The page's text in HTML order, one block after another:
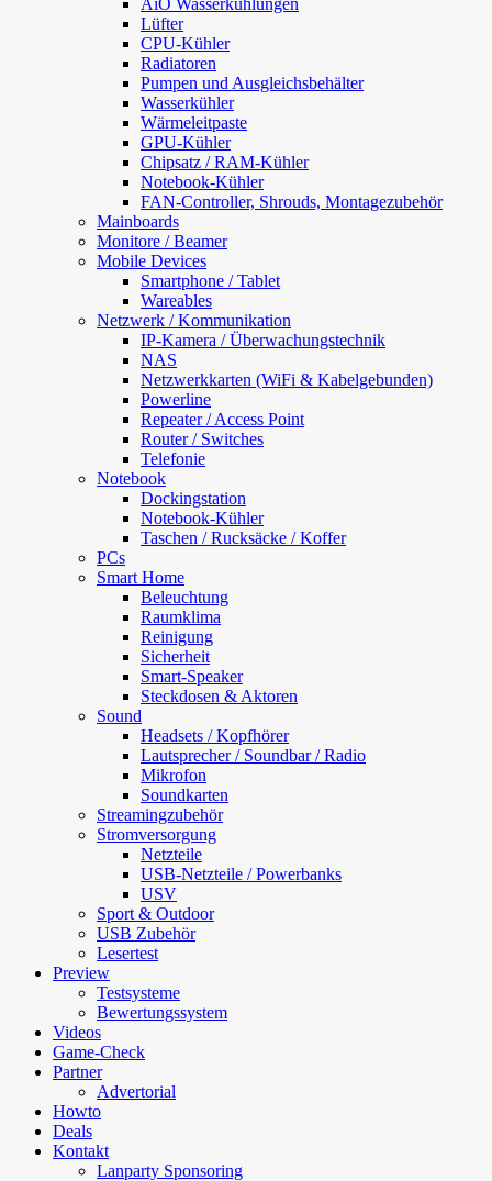
AiO Wasserkühlungen
Lüfter
CPU-Kühler
Radiatoren
Pumpen und Ausgleichsbehälter
Wasserkühler
Wärmeleitpaste
GPU-Kühler
Chipsatz / RAM-Kühler
Notebook-Kühler
FAN-Controller, Shrouds, Montagezubehör
Mainboards
Monitore / Beamer
Mobile Devices
Smartphone / Tablet
Wareables
Netzwerk / Kommunikation
IP-Kamera / Überwachungstechnik
NAS
Netzwerkkarten (WiFi & Kabelgebunden)
Powerline
Repeater / Access Point
Router / Switches
Telefonie
Notebook
Dockingstation
Notebook-Kühler
Taschen / Rucksäcke / Koffer
PCs
Smart Home
Beleuchtung
Raumklima
Reinigung
Sicherheit
Smart-Speaker
Steckdosen & Aktoren
Sound
Headsets / Kopfhörer
Lautsprecher / Soundbar / Radio
Mikrofon
Soundkarten
Streamingzubehör
Stromversorgung
Netzteile
USB-Netzteile / Powerbanks
USV
Sport & Outdoor
USB Zubehör
Lesertest
Preview
Testsysteme
Bewertungssystem
Videos
Game-Check
Partner
Advertorial
Howto
Deals
Kontakt
Lanparty Sponsoring